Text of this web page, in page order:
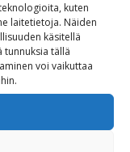
kuten
laitetietoja. Näiden
käsitellä
tunnuksia tällä
voi vaikuttaa